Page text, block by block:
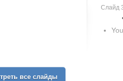
Слайд
все слайды